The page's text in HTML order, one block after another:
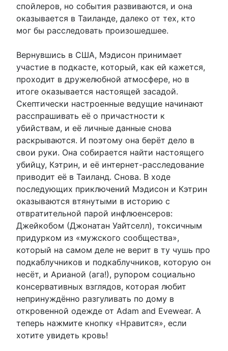
спойлеров, но события развиваются, и она
оказывается в Таиланде, далеко от тех, кто
мог бы расследовать произошедшее.
Вернувшись в США, Мэдисон принимает
участие в подкасте, который, как ей кажется,
проходит в дружелюбной атмосфере, но в
итоге оказывается настоящей засадой.
Скептически настроенные ведущие начинают
расспрашивать её о причастности к
убийствам, и её личные данные снова
раскрываются. И поэтому она берёт дело в
свои руки. Она собирается найти настоящего
убийцу, Кэтрин, и её интернет-расследование
приводит её в Таиланд. Снова. В ходе
последующих приключений Мэдисон и Кэтрин
оказываются втянутыми в историю с
отвратительной парой инфлюенсеров:
Джейкобом (Джонатан Уайтселл), токсичным
придурком из «мужского сообщества»,
который на самом деле не верит в ту чушь про
подкаблучников и подкаблучников, которую он
несёт, и Арианой (ага!), рупором социально
консервативных взглядов, которая любит
непринуждённо разгуливать по дому в
откровенной одежде от Adam and Evewear. А
теперь нажмите кнопку «Нравится», если
хотите увидеть кровь!